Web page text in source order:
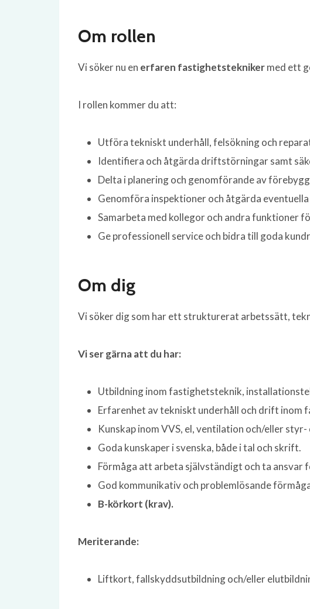
Om rollen
Vi söker nu en erfaren fastighetsteknikermed ett
I rollen kommer du att:
Utföra tekniskt underhåll, felsökning och
Identifiera och åtgärda driftstörningar samt
Delta i planering och genomförande av
Genomföra inspektioner och åtgärda
Samarbeta med kollegor och andra funktioner
Ge professionell service och bidra till goda
Om dig
Vi söker dig som har ett strukturerat arbetssätt,
Vi ser gärna att du har:
Utbildning inom fastighetsteknik,
Erfarenhet av tekniskt underhåll och drift inom
Kunskap inom VVS, el, ventilation och/eller
Goda kunskaper i svenska, både i tal och skrift.
Förmåga att arbeta självständigt och ta ansvar
God kommunikativ och problemlösande
B-körkort (krav).
Meriterande:
Liftkort, fallskyddsutbildning och/eller